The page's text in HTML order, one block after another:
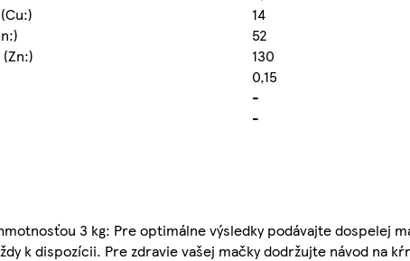
14
52
130
0,15
-
-
3 kg: Pre optimálne výsledky podávajte dospelej
k dispozícii. Pre zdravie vašej mačky dodržujte návod na